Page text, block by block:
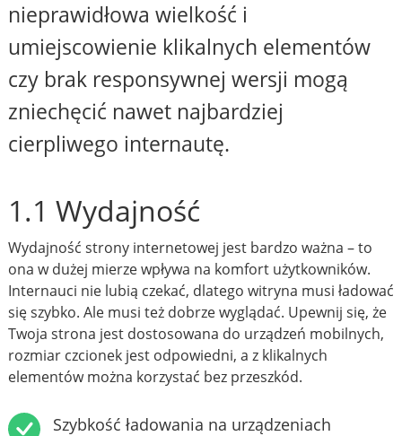
nieprawidłowa wielkość i
umiejscowienie klikalnych elementów
czy brak responsywnej wersji mogą
zniechęcić nawet najbardziej
cierpliwego internautę.
1.1 Wydajność
Wydajność strony internetowej jest bardzo ważna – to
ona w dużej mierze wpływa na komfort użytkowników.
Internauci nie lubią czekać, dlatego witryna musi ładować
się szybko. Ale musi też dobrze wyglądać. Upewnij się, że
Twoja strona jest dostosowana do urządzeń mobilnych,
rozmiar czcionek jest odpowiedni, a z klikalnych
elementów można korzystać bez przeszkód.
Szybkość ładowania na urządzeniach